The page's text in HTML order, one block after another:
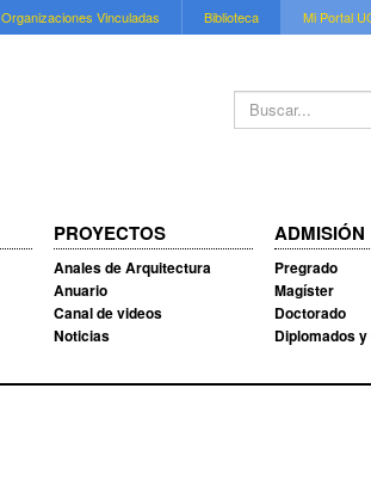
Organizaciones Vinculadas Biblioteca Mi Portal
Buscar...
PROYECTOS
Anales de Arquitectura
Anuario
Canal de videos
Noticias
ADMISIÓN
Pregrado
Magíster
Doctorado
Diplomados